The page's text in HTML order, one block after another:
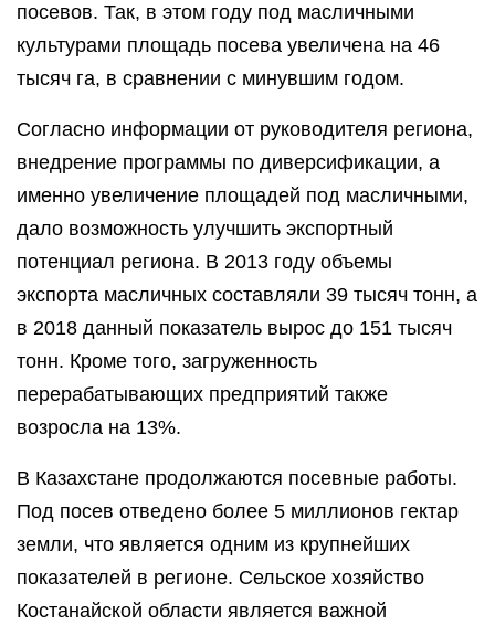
посевов. Так, в этом году под масличными
культурами площадь посева увеличена на 46
тысяч га, в сравнении с минувшим годом.
Согласно информации от руководителя региона,
внедрение программы по диверсификации, а
именно увеличение площадей под масличными,
дало возможность улучшить экспортный
потенциал региона. В 2013 году объемы
экспорта масличных составляли 39 тысяч тонн, а
в 2018 данный показатель вырос до 151 тысяч
тонн. Кроме того, загруженность
перерабатывающих предприятий также
возросла на 13%.
В Казахстане продолжаются посевные работы.
Под посев отведено более 5 миллионов гектар
земли, что является одним из крупнейших
показателей в регионе. Сельское хозяйство
Костанайской области является важной